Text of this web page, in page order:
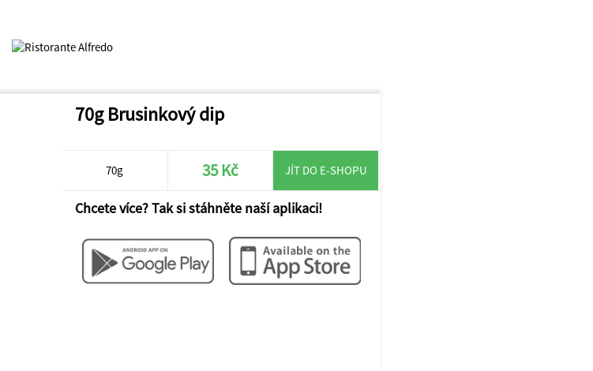
70g Brusinkový dip
70g 35 Kč JÍT DO E-SHOPU
Chcete více? Tak si stáhněte naší aplikaci!